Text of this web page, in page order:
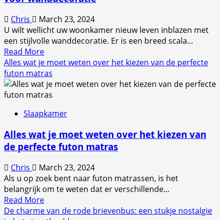
Chris
March 23, 2024
U wilt wellicht uw woonkamer nieuw leven inblazen met
een stijlvolle wanddecoratie. Er is een breed scala...
Read MoreRead
more
about
Verander
je
inspirerende
voor
wanddecoratie
Alles wat je moet weten over het kiezen van de perfecte
futon matras
Slaapkamer
Alles wat je moet weten over het kiezen van
de perfecte futon matras
Chris
March 23, 2024
Als u op zoek bent naar futon matrassen, is het
belangrijk om te weten dat er verschillende...
Read MoreRead
more
De charme van de rode brievenbus: een stukje nostalgie